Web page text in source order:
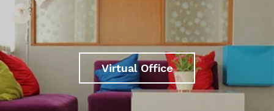
Virtual Office